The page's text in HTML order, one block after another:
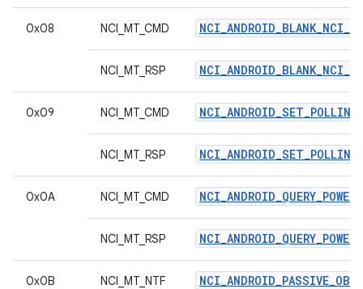
0x08 NCI_MT_CMD
NCI_MT_RSP
0x09 NCI_MT_CMD
NCI_MT_RSP
0x0A NCI_MT_CMD
NCI_MT_RSP
0x0B NCI_MT_NTF